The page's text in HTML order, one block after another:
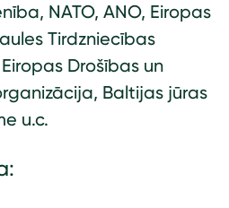
NATO, ANO, Eiropas
Tirdzniecības
Drošības un
Baltijas jūras
u.c.